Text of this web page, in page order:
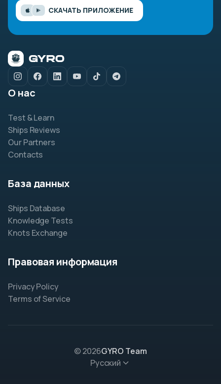
СКАЧАТЬ ПРИЛОЖЕНИЕ
О нас
Test & Learn
Ships Reviews
Our Partners
Contacts
База данных
Ships Database
Knowledge Tests
Knots Exchange
Правовая информация
Privacy Policy
Terms of Service
© 2026GYRO Team
Русский